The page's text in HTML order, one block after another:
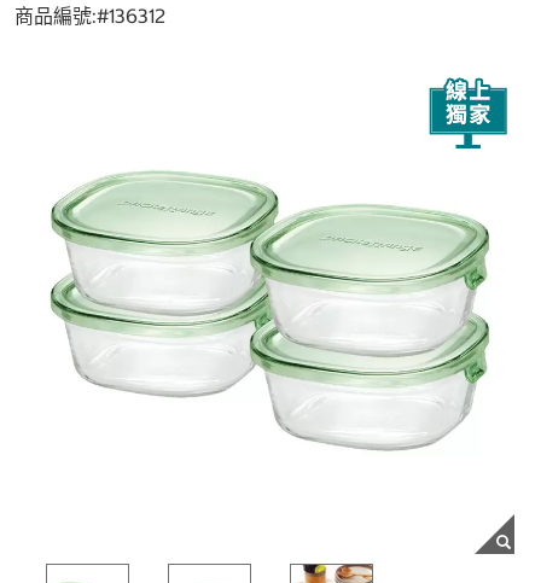
商品編號:#136312